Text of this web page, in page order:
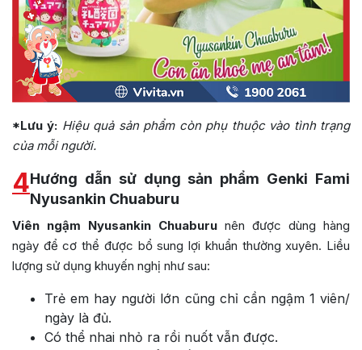
*Lưu ý: Hiệu quả sản phẩm còn phụ thuộc vào tình trạng
của mỗi người.
4Hướng dẫn sử dụng sản phẩm Genki Fami
Nyusankin Chuaburu
Viên ngậm Nyusankin Chuaburu nên được dùng hàng
ngày để cơ thể được bổ sung lợi khuẩn thường xuyên. Liều
lượng sử dụng khuyến nghị như sau:
Trẻ em hay người lớn cũng chỉ cần ngậm 1 viên/
ngày là đủ.
Có thể nhai nhỏ ra rồi nuốt vẫn được.